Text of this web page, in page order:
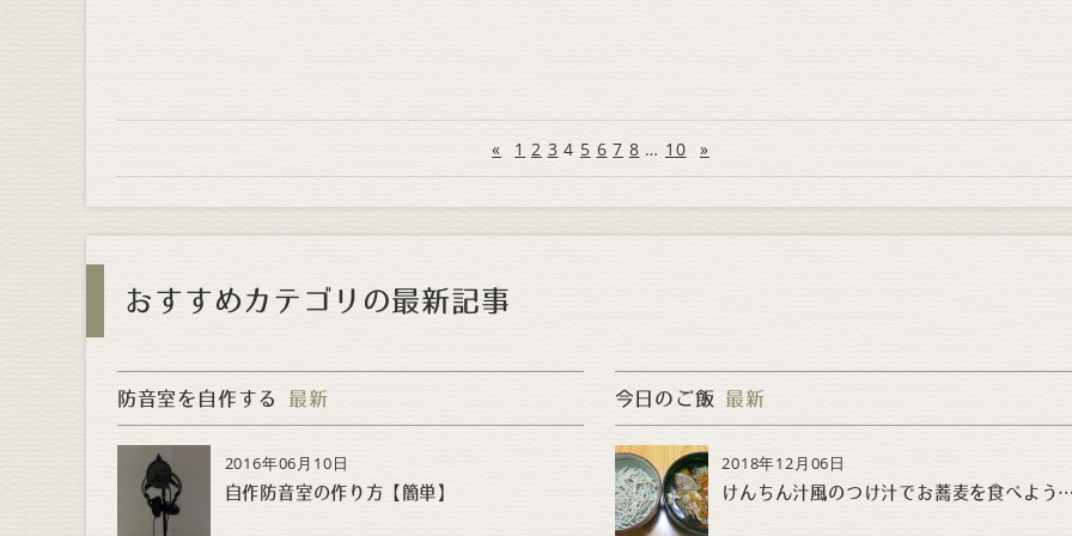
« 1 2 3 4 5 6 7 8 … 10 »
おすすめカテゴリの最新記事
防音室を自作する 最新
2016年06月10日
自作防音室の作り方【簡単】
今日のご飯 最新
2018年12月06日
けんちん汁風のつけ汁でお蕎麦